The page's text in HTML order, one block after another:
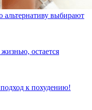
выбирают
остается
к похудению!